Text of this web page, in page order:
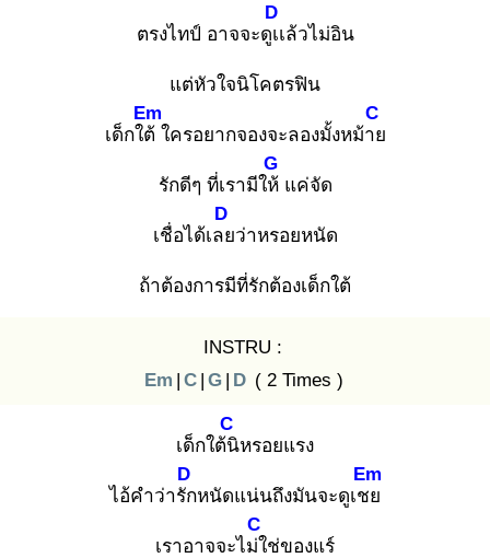
ตรงไทป์ อาจจะดูเเ
D
ล้วไม่อิน
แต่หัวใจนิโคตรฟิน
เด็กใต้
Em
ใครอยากจองจะลองมั้งหม้าย
C
รักดีๆ ที่เรามีให้
G
แค่จัด
เชื่อได้เลย
D
ว่าหรอยหนัด
ถ้าต้องการมีที่รักต้องเด็กใต้
INSTRU :
Em | C | G | D ( 2 Times )
เด็กใต้นิ
C
หรอยแรง
ไอ้คำว่ารัก
D
หนัดแน่นถึงมันจะดูเชย
Em
เราอาจจะไม่ใ
C
ช่ของแร์